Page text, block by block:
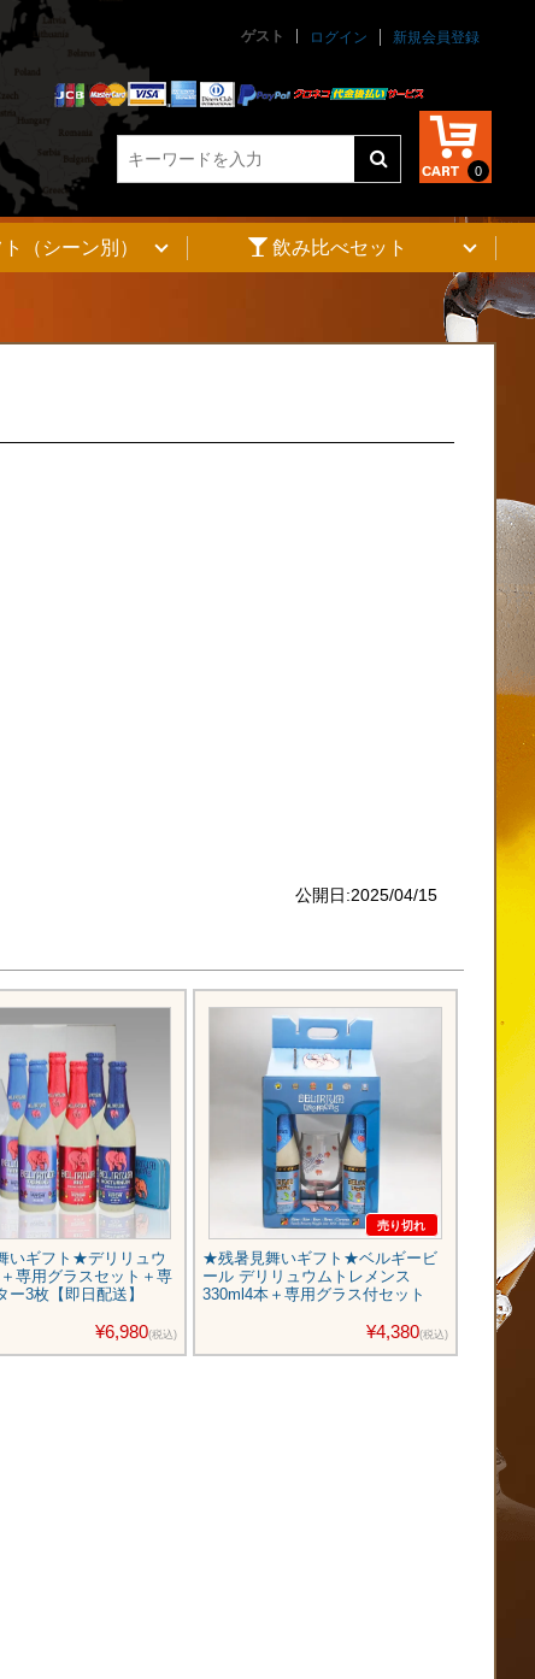
on line845
ゲスト ログイン 新規会員登録
0
（シーン別） 飲み比べセット
公開日:2025/04/15
いギフト★デリリュウ
専用グラスセット＋専
ー3枚【即日配送】
¥6,980(税込)
★残暑見舞いギフト★ベルギービ
ール デリリュウムトレメンス
330ml4本＋専用グラス付セット
¥4,380(税込)
売り切れ
★残暑
ツビー
ット